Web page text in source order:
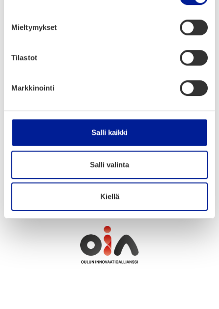
Mieltymykset
Tilastot
Markkinointi
Salli kaikki
Salli valinta
Kiellä
Ter­ve­tu­loa raken­ta­maan yhdes­sä kil­pai­lue­
Ajankohtaista